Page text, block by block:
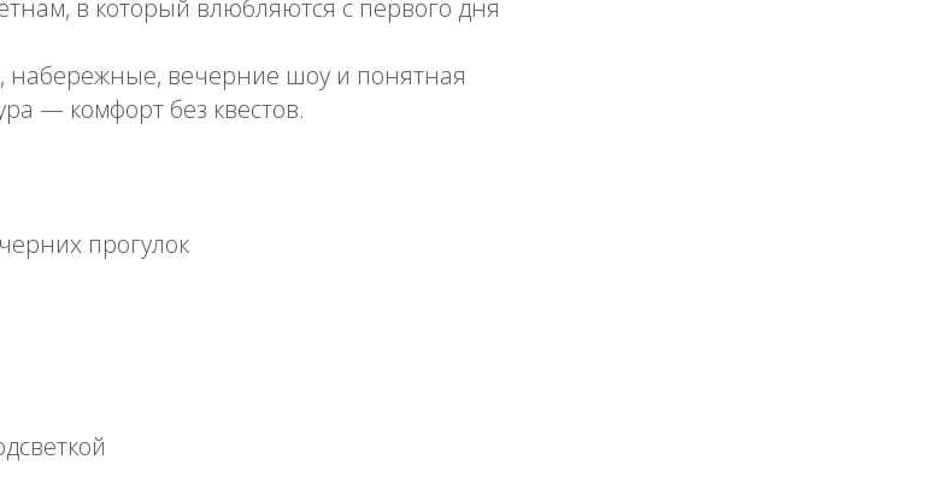
в который влюбляются с первого дня
набережные, вечерние шоу и понятная
— комфорт без квестов.
прогулок